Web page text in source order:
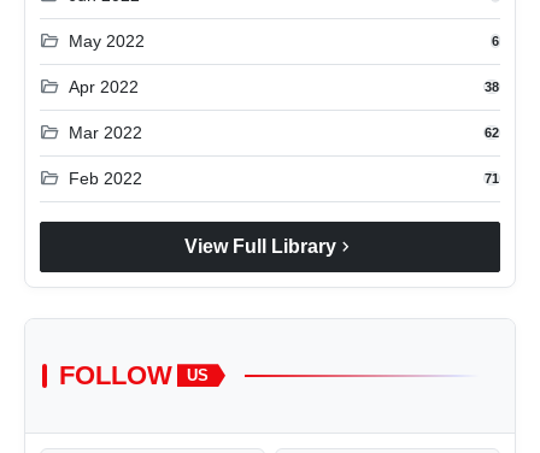
folder_open May 2022 6
folder_open Apr 2022 38
folder_open Mar 2022 62
folder_open Feb 2022 71
View Full Library chevron_right
FOLLOW US